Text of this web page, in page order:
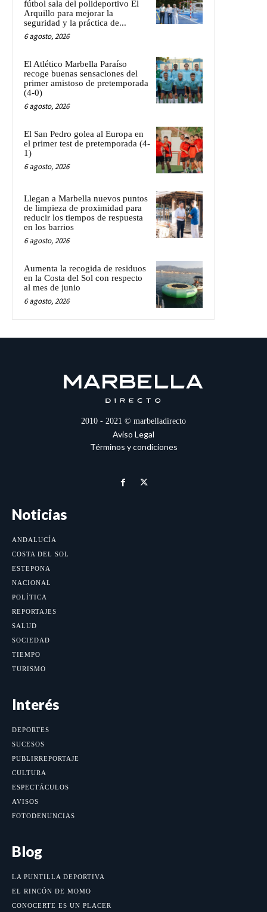
fútbol sala del polideportivo El
Arquillo para mejorar la
seguridad y la práctica de...
6 agosto, 2026
El Atlético Marbella Paraíso
recoge buenas sensaciones del
primer amistoso de pretemporada
(4-0)
6 agosto, 2026
El San Pedro golea al Europa en
el primer test de pretemporada (4-
1)
6 agosto, 2026
Llegan a Marbella nuevos puntos
de limpieza de proximidad para
reducir los tiempos de respuesta
en los barrios
6 agosto, 2026
Aumenta la recogida de residuos
en la Costa del Sol con respecto
al mes de junio
6 agosto, 2026
2010 - 2021 © marbelladirecto
Aviso Legal
Términos y condiciones
Noticias
ANDALUCÍA
COSTA DEL SOL
ESTEPONA
NACIONAL
POLÍTICA
REPORTAJES
SALUD
SOCIEDAD
TIEMPO
TURISMO
Interés
DEPORTES
SUCESOS
PUBLIRREPORTAJE
CULTURA
ESPECTÁCULOS
AVISOS
FOTODENUNCIAS
Blog
LA PUNTILLA DEPORTIVA
EL RINCÓN DE MOMO
CONOCERTE ES UN PLACER